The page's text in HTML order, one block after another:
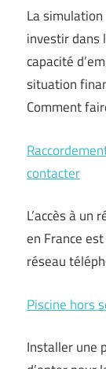
La
investir dans
capacité
situation
Comment
contacter
L’accès à un
en France
réseau
Piscine hors
Installer une